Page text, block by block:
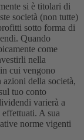
si è titolari di
società (non tutte)
sotto forma di
Quando
come
nella
cui vengono
della società,
tuo conto
varierà a
A sua
norme vigenti